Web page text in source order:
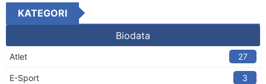
KATEGORI
Biodata
Atlet 27
E-Sport 3